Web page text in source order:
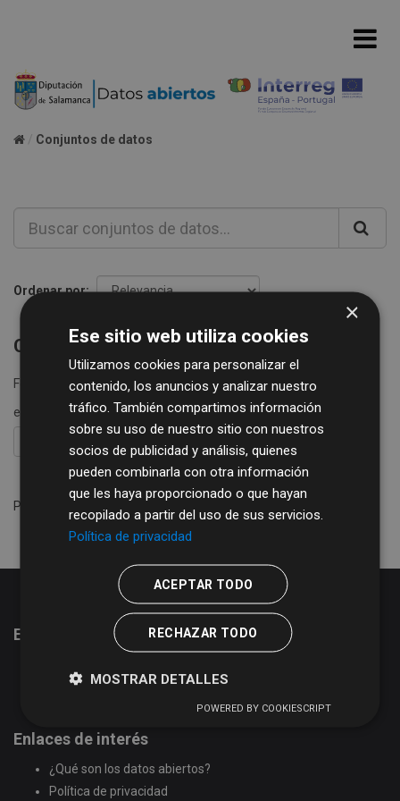
Conjuntos de datos
Ordenar por
Conjuntos de datos no encontrados
Formatos: XLSX Grupos:
ganaderia-y-agricultura
etiquetas:
diputación de salamanca
FILTRAR RESULTADOS
Por favor intente otra búsqueda.
Estadísticas del portal de datos abiertos
organizaciones
Enlaces de interés
¿Qué son los datos abiertos?
Política de privacidad
×
Ese sitio web utiliza cookies
Utilizamos cookies para personalizar el
contenido, los anuncios y analizar nuestro
tráfico. También compartimos información
sobre su uso de nuestro sitio con nuestros
socios de publicidad y análisis, quienes
pueden combinarla con otra información
que les haya proporcionado o que hayan
recopilado a partir del uso de sus servicios.
Política de privacidad
ACEPTAR TODO
RECHAZAR TODO
MOSTRAR DETALLES
POWERED BY COOKIESCRIPT